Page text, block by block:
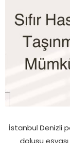
İstanbul Denizli
dolusu